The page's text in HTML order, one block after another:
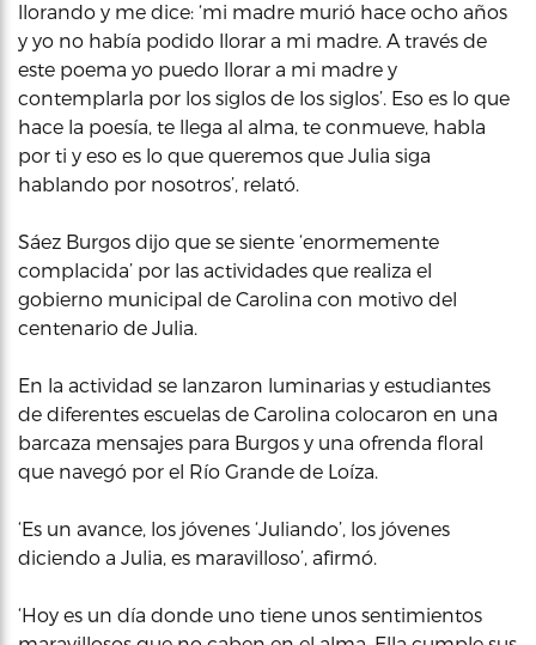
llorando y me dice: ‘mi madre murió hace ocho años
y yo no había podido llorar a mi madre. A través de
este poema yo puedo llorar a mi madre y
contemplarla por los siglos de los siglos’. Eso es lo que
hace la poesía, te llega al alma, te conmueve, habla
por ti y eso es lo que queremos que Julia siga
hablando por nosotros’, relató.
Sáez Burgos dijo que se siente ‘enormemente
complacida’ por las actividades que realiza el
gobierno municipal de Carolina con motivo del
centenario de Julia.
En la actividad se lanzaron luminarias y estudiantes
de diferentes escuelas de Carolina colocaron en una
barcaza mensajes para Burgos y una ofrenda floral
que navegó por el Río Grande de Loíza.
‘Es un avance, los jóvenes ‘Juliando’, los jóvenes
diciendo a Julia, es maravilloso’, afirmó.
‘Hoy es un día donde uno tiene unos sentimientos